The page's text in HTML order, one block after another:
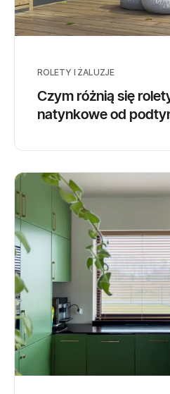
ROLETY I ŻALUZJE
Czym różnią się
natynkowe od